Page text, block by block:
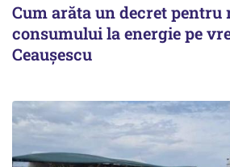
Cum arăta un decret pentru
consumului la energie pe
Ceaușescu